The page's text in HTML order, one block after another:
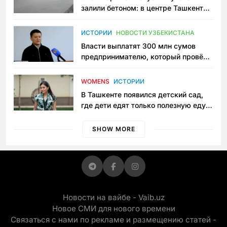
залили бетоном: в центре Ташкента
пространство
ИСТОРИИ НОВОСТИ УЗБЕКИСТАНА
Власти выплатят 300 млн сумов
предпринимателю, который провёл
приговору
WOMENS ИСТОРИИ
В Ташкенте появился детский сад,
где дети едят только полезную еду.
просить «кашу без сахара»
SHOW MORE
Новости на вайбе - Vaib.uz
Новое СМИ для нового времени
Связаться с нами по рекламе и размещению статей -